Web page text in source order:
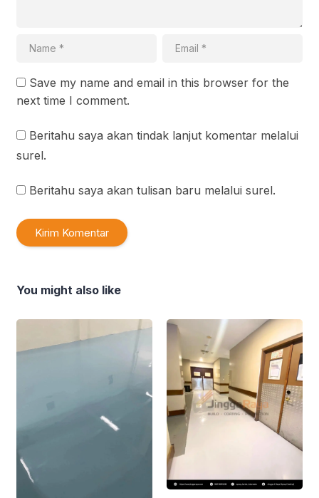
Save my name and email in this browser for the
next time I comment.
Beritahu saya akan tindak lanjut komentar melalui
surel.
Beritahu saya akan tulisan baru melalui surel.
You might also like